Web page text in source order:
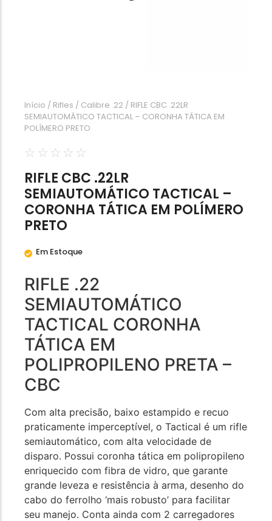
Início / Rifles / Calibre .22 / RIFLE CBC .22LR
SEMIAUTOMÁTICO TACTICAL – CORONHA TÁTICA EM
POLÍMERO PRETO
☆ ☆ ☆ ☆ ☆
RIFLE CBC .22LR
SEMIAUTOMÁTICO TACTICAL –
CORONHA TÁTICA EM POLÍMERO
PRETO
Em Estoque
RIFLE .22
SEMIAUTOMÁTICO
TACTICAL CORONHA
TÁTICA EM
POLIPROPILENO PRETA –
CBC
Com alta precisão, baixo estampido e recuo
praticamente imperceptível, o Tactical é um rifle
semiautomático, com alta velocidade de
disparo. Possui coronha tática em polipropileno
enriquecido com fibra de vidro, que garante
grande leveza e resistência à arma, desenho do
cabo do ferrolho ‘mais robusto’ para facilitar
seu manejo. Conta ainda com 2 carregadores